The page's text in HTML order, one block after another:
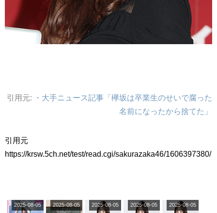
引用元:
・大手ニュース記事「欅坂は卒業生のせいで腐った
名前になったから捨てた」
引用元
https://krsw.5ch.net/test/read.cgi/sakurazaka46/1606397380/
2025-08-05 2025-08-05 2025-08-05 2025-08-05 2025-08-05